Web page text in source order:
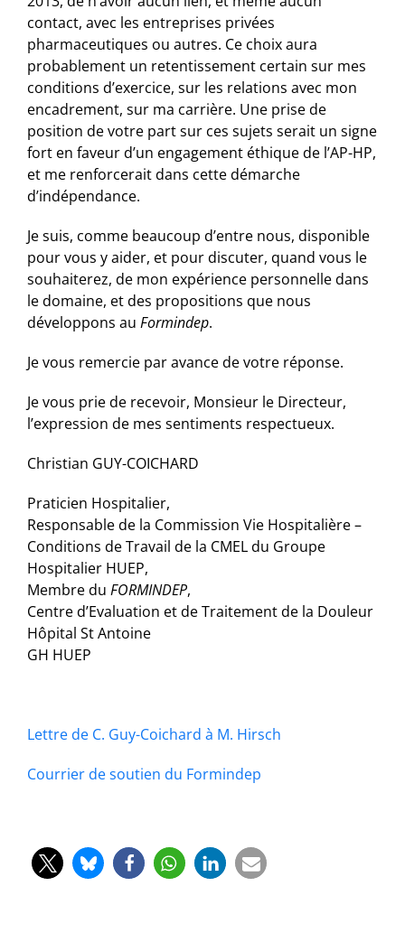
contact, avec les entreprises privées
pharmaceutiques ou autres. Ce choix aura
probablement un retentissement certain sur mes
conditions d’exercice, sur les relations avec mon
encadrement, sur ma carrière. Une prise de
position de votre part sur ces sujets serait un signe
fort en faveur d’un engagement éthique de l’AP-HP,
et me renforcerait dans cette démarche
d’indépendance.
Je suis, comme beaucoup d’entre nous, disponible
pour vous y aider, et pour discuter, quand vous le
souhaiterez, de mon expérience personnelle dans
le domaine, et des propositions que nous
développons au Formindep.
Je vous remercie par avance de votre réponse.
Je vous prie de recevoir, Monsieur le Directeur,
l’expression de mes sentiments respectueux.
Christian GUY-COICHARD
Praticien Hospitalier,
Responsable de la Commission Vie Hospitalière –
Conditions de Travail de la CMEL du Groupe
Hospitalier HUEP,
Membre du FORMINDEP,
Centre d’Evaluation et de Traitement de la Douleur
Hôpital St Antoine
GH HUEP
Lettre de C. Guy-Coichard à M. Hirsch
Courrier de soutien du Formindep